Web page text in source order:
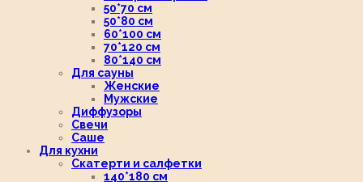
50*70 см
50*80 см
60*100 см
70*120 см
80*140 см
Для сауны
Женские
Мужские
Диффузоры
Свечи
Саше
Для кухни
Скатерти и салфетки
140*180 см